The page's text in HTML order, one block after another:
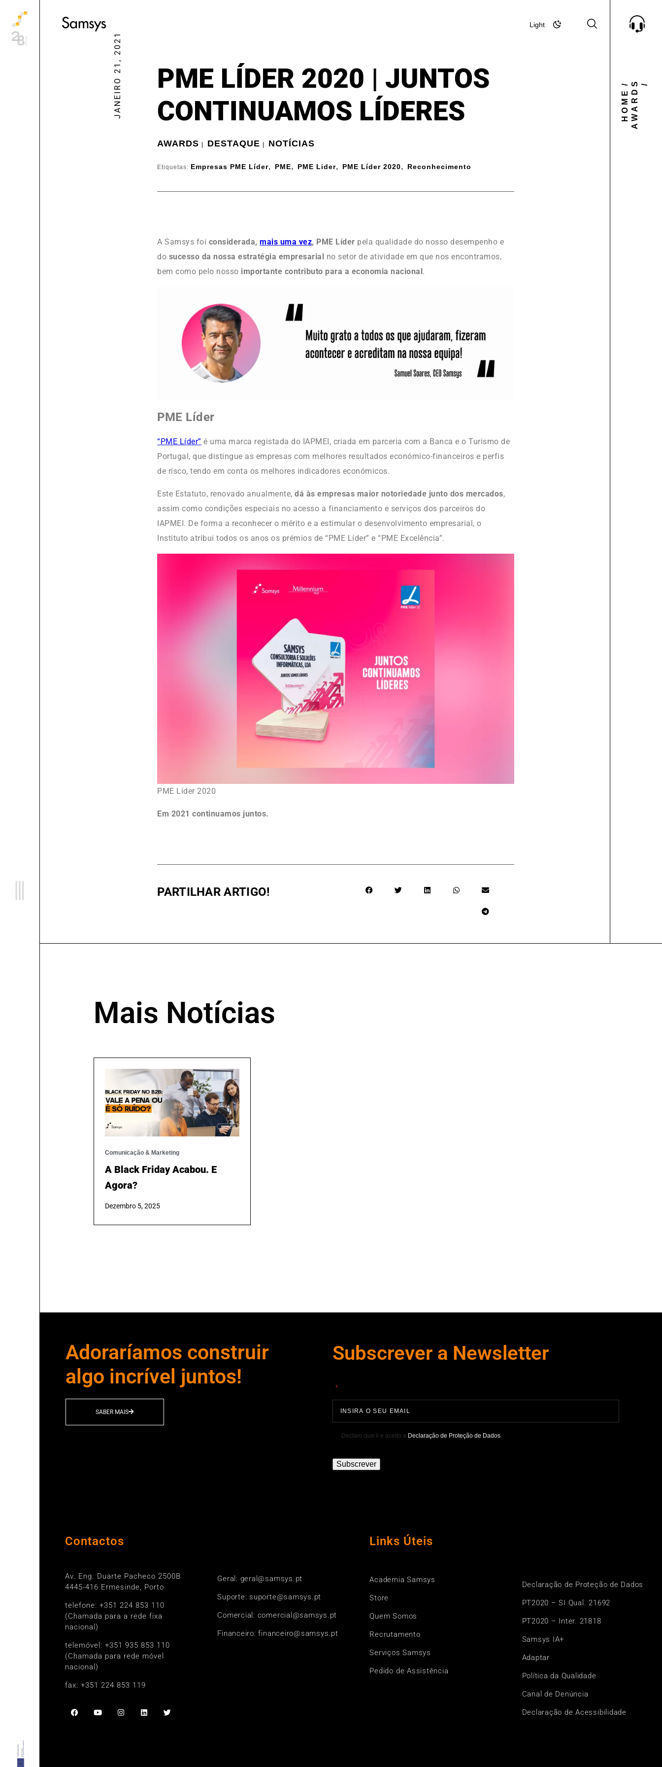
Light
JANEIRO 21, 2021
PME LÍDER 2020 | JUNTOS
CONTINUAMOS LÍDERES
AWARDS | DESTAQUE | NOTÍCIAS
Etiquetas: Empresas PME Líder, PME, PME Lider, PME Líder 2020, Reconhecimento
A Samsys foi considerada,mais uma vez, PME Líder pela qualidade do nosso desempenho e
do sucesso da nossa estratégia empresarial no setor de atividade em que nos encontramos,
bem como pelo nosso importante contributo para a economia nacional.
PME Líder
“PME Líder” é uma marca registada do IAPMEI, criada em parceria com a Banca e o Turismo de
Portugal, que distingue as empresas com melhores resultados económico-financeiros e perfis
de risco, tendo em conta os melhores indicadores económicos.
Este Estatuto, renovado anualmente,dá às empresas maior notoriedade junto dos mercados,
assim como condições especiais no acesso a financiamento e serviços dos parceiros do
IAPMEI. De forma a reconhecer o mérito e a estimular o desenvolvimento empresarial, o
Instituto atribui todos os anos os prémios de “PME Líder” e “PME Excelência”.
PME Líder 2020
Em 2021 continuamos juntos.
PARTILHAR ARTIGO!
HOME
/ AWARDS /
Mais Notícias
Comunicação & Marketing
A Black Friday Acabou. E
Agora?
Dezembro 5, 2025
Adoraríamos construir
algo incrível juntos!
SABER MAIS
Subscrever a Newsletter
*" indica campos obrigatórios
Declaro que li e aceito a Declaração de Proteção de Dados.
Subscrever
Contactos
Av. Eng. Duarte Pacheco 2500B
4445-416 Ermesinde, Porto
telefone: +351 224 853 110
(Chamada para a rede fixa
nacional)
telemóvel: +351 935 853 110
(Chamada para rede móvel
nacional)
fax: +351 224 853 119
Geral: geral@samsys.pt
Suporte: suporte@samsys.pt
Comercial: comercial@samsys.pt
Financeiro: financeiro@samsys.pt
Links Úteis
Academia Samsys
Store
Quem Somos
Recrutamento
Serviços Samsys
Pedido de Assistência
Declaração de Proteção de Dados
PT2020 – SI Qual. 21692
PT2020 – Inter. 21818
Samsys IA+
Adaptar
Política da Qualidade
Canal de Denúncia
Declaração de Acessibilidade